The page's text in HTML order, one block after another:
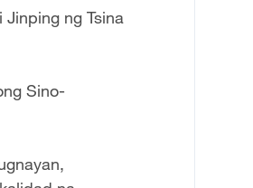
ng Tsina
Sino-